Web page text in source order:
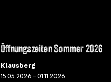
Öffnungszeiten Sommer 2026
Klausberg
15.05.2026 – 01.11.2026